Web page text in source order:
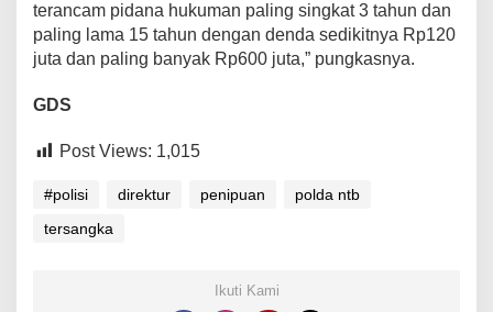
terancam pidana hukuman paling singkat 3 tahun dan
paling lama 15 tahun dengan denda sedikitnya Rp120
juta dan paling banyak Rp600 juta,” pungkasnya.
GDS
Post Views: 1,015
#polisi direktur penipuan
polda ntb
tersangka
Ikuti Kami